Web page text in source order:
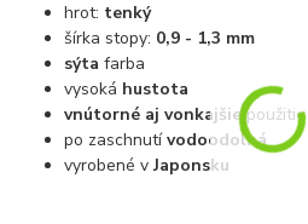
hrot: tenký
šírka stopy: 0,9 - 1,3 mm
sýtafarba
vysoká hustota
vnútorné aj vonkajšiepoužitie
po zaschnutívodoodolná
vyrobené vJaponsku